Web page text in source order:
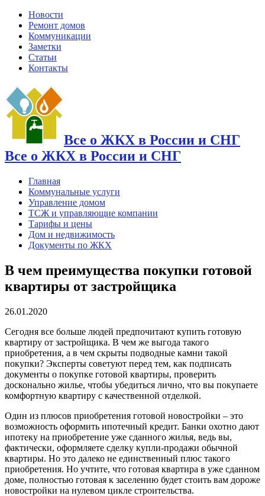
Новости
Ремонт домов
Коммуникации
Заметки
Статьи
Контакты
Все о ЖКХ в России и СНГ
Все о ЖКХ в России и СНГ
Главная
Коммунальные услуги
Управление домом
ТСЖ и управляющие компании
Тарифы и цены
Дом и недвижимость
Документы по ЖКХ
В чем преимущества покупки готовой
квартиры от застройщика
26.01.2020
Сегодня все больше людей предпочитают купить готовую
квартиру от застройщика. В чем же выгода такого
приобретения, а в чем скрыты подводные камни такой
покупки? Эксперты советуют перед тем, как подписать
документы о покупке готовой квартиры, проверить
досконально жилье, чтобы убедиться лично, что вы покупаете
комфортную квартиру с качественной отделкой.
Один из плюсов приобретения готовой новостройки – это
возможность оформить ипотечный кредит. Банки охотно дают
ипотеку на приобретение уже сданного жилья, ведь вы,
фактически, оформляете сделку купли-продажи обычной
квартиры. Но это далеко не единственный плюс такого
приобретения. Но учтите, что готовая квартира в уже сданном
доме, полностью готовая к заселению будет стоить вам дороже
новостройки на нулевом цикле строительства.